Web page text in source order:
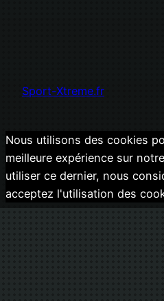
Sport-Xtreme.fr
Nous utilisons des cookies
meilleure expérience sur
utiliser ce dernier, nous
acceptez l'utilisation des